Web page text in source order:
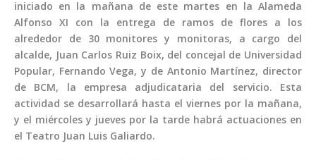
iniciado en la mañana de este martes en la Alameda
Alfonso XI con la entrega de ramos de flores a los
alrededor de 30 monitores y monitoras, a cargo del
alcalde, Juan Carlos Ruiz Boix, del concejal de Universidad
Popular, Fernando Vega, y de Antonio Martínez, director
de BCM, la empresa adjudicataria del servicio. Esta
actividad se desarrollará hasta el viernes por la mañana,
y el miércoles y jueves por la tarde habrá actuaciones en
el Teatro Juan Luis Galiardo.